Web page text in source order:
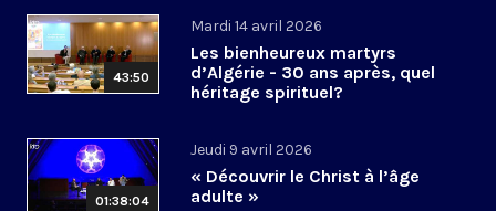
43:50
Mardi 14 avril 2026
Les bienheureux martyrs
d’Algérie - 30 ans après, quel
héritage spirituel?
01:38:04
Jeudi 9 avril 2026
« Découvrir le Christ à l’âge
adulte »